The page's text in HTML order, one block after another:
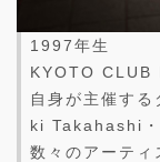
1997年生
KYOTO CLUB
自身が主催す
ki Takahashi
数々のアーティ